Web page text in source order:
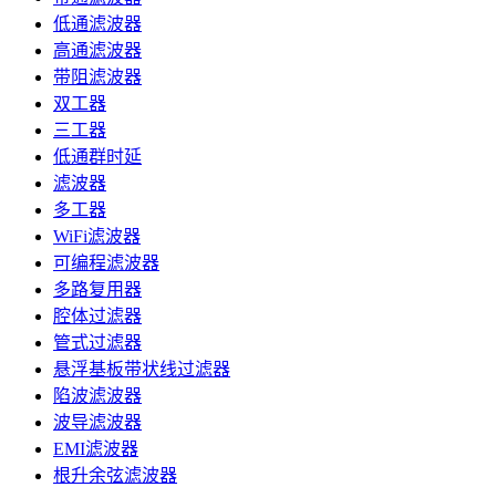
低通滤波器
高通滤波器
带阻滤波器
双工器
三工器
低通群时延
滤波器
多工器
WiFi滤波器
可编程滤波器
多路复用器
腔体过滤器
管式过滤器
悬浮基板带状线过滤器
陷波滤波器
波导滤波器
EMI滤波器
根升余弦滤波器